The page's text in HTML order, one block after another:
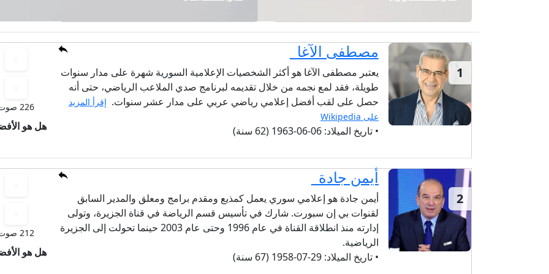
1
مصطفى الآغا
يعتبر مصطفى الآغا هو أكثر الشخصيات الإعلامية السورية شهرة على مدار سنوات
طويلة، فقد لمع نجمه من خلال تقديمه لبرنامج صدي الملاعب الرياضي، حتى أنه
حصل على لقب أفضل إعلامي رياضي عربي على مدار عشر سنوات. إقرأ المزيد
على Wikipedia
• تاريخ الميلاد: 06-06-1963 (62 سنة)
226 صوت
هل هو
2
أيمن جادة
أيمن جادة هو إعلامي سوري يعمل كمذيع ومقدم برامج ومعلق والمدير السابق
لقنوات بي إن سبورت. شارك في تأسيس قسم الرياضة في قناة الجزيرة، وتولى
إدارته منذ انطلاقة القناة في عام 1996 وحتى عام 2003 حينما تحولت إلى الجزيرة
الرياضية.
• تاريخ الميلاد: 29-07-1958 (67 سنة)
212 صوت
هل هو